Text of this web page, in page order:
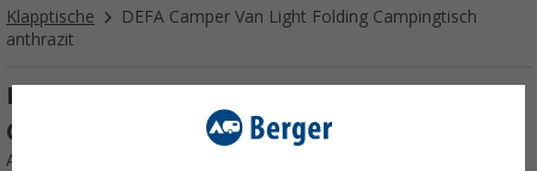
Klapptische
DEFA Camper Van Light Folding Campingtisch
anthrazit
DEFA Camper Van Light Folding
Campingtisch anthrazit
Art.-Nr.: 759658